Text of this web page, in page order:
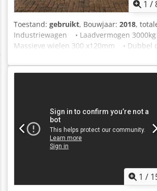
1 /
Toestand: gebruikt, Bouwjaar: 2018,
Industriewagen • Laadvermogen
Massieve wielen 300 x120mm •
acherzijde Dsdpfx Aszblu Uji Hjkr •
• Na genoeg niet gebruikt • Meerdere
1 /